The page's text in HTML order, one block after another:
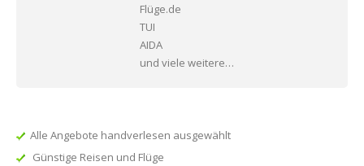
Flüge.de
TUI
AIDA
und viele weitere…
Alle Angebote handverlesen ausgewählt
Günstige Reisen und Flüge